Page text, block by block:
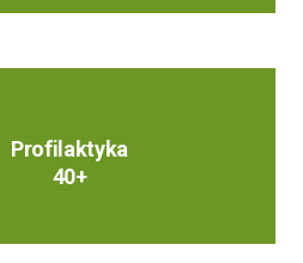
Profilaktyka
40+